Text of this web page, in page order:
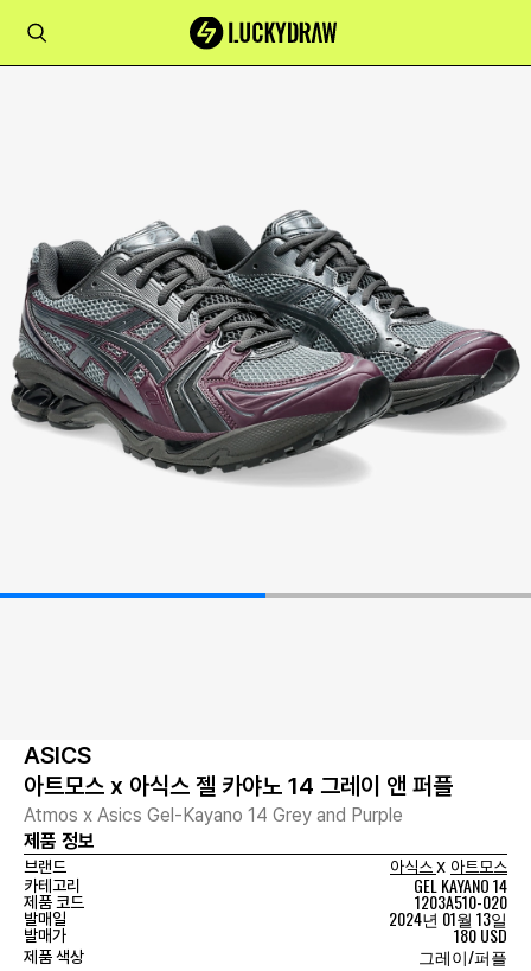
ASICS
아트모스 x 아식스 젤 카야노 14 그레이 앤 퍼플
Atmos x Asics Gel-Kayano 14 Grey and Purple
제품 정보
브랜드 아식스x 아트모스
카테고리
GEL KAYANO 14
제품 코드 1203A510-020
발매일 2024년 01월 13일
발매가 180 USD
제품 색상 그레이/퍼플